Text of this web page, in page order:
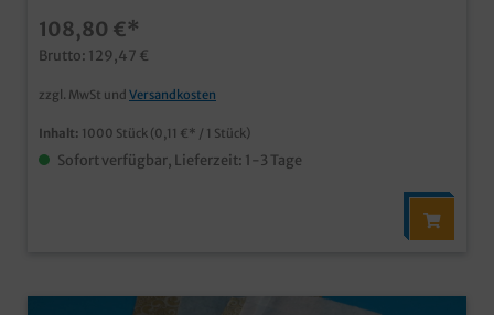
Frühlingsrollenideal für Take away und Delivery auch in
Ihrem Eigendruck erhältlich, schon ab 30.000 Stück
108,80 €*
Brutto: 129,47 €
zzgl. MwSt und Versandkosten
Inhalt: 1000 Stück (0,11 €* / 1 Stück)
Sofort verfügbar, Lieferzeit: 1-3 Tage